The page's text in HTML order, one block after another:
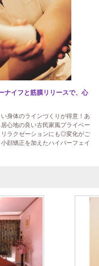
ナイフと筋膜リリースで、心
身体のラインづくりが得意！あ
心地の良い古民家風プライベー
リラクゼーションにも◎変化がご
顔矯正を加えたハイパーフェイ